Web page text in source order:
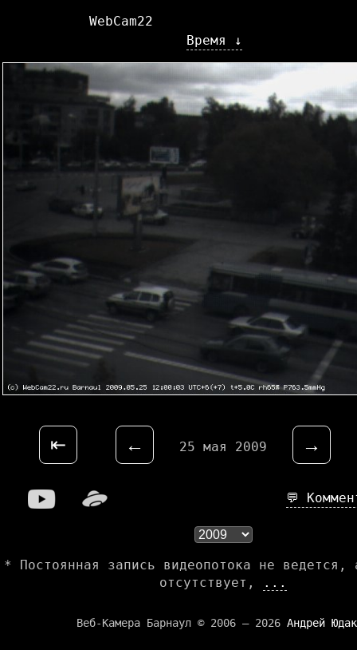
Время ↓
WebCam22
⇤ ← 25 мая 2009 →
💬
* Постоянная запись видеопотока не ведется,
отсутствует,
...
Веб-Камера Барнаул © 2006 — 2026 Андрей